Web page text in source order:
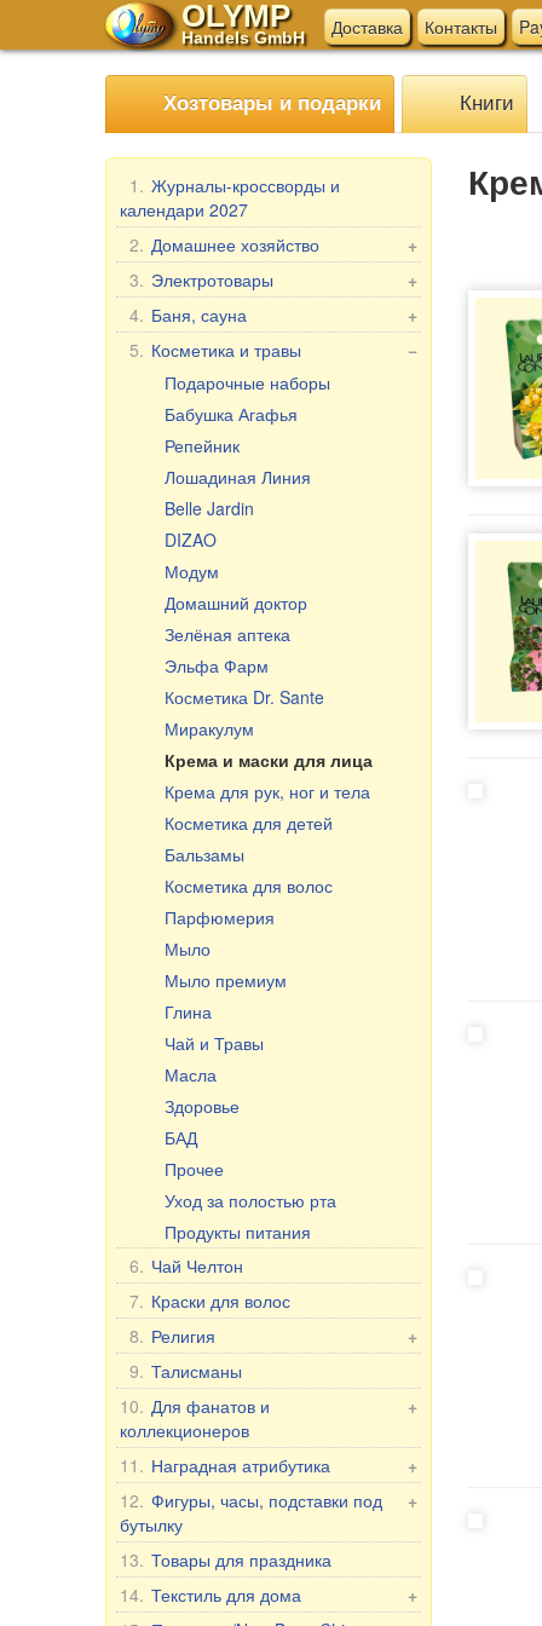
OLYMP
Handels GmbH Доставка Контакты
Хозтовары и подарки Книги
1. Журналы-кроссворды и
календари 2027
+
2. Домашнее хозяйство
Мангалы, гриль
Шампуры
Мантоварки
Товары для дома
Бытовая химия
Пельменницы, формы и ножи
для теста
Клеёнка в рулонах
Мясорубки
Выпечка, чай, кофе
Горшки и жаровни
Посуда из керамики
Посуда из стекла
Казаны, учаги, кастрюли
Чугунная посуда
Чугунная посуда Узбекистан
Сковороды
Тёрки, шинковки, овощерезки
Эмалированная посуда
Маленькие подарки
Разделочные доски
+
3. Электротовары
Электротовары для кухни
Прочие электротовары
+
4. Баня, сауна
Веники для бани
Текстиль для бани
Аксессуары для бани
Косметика для бани и ванны
−
5. Косметика и травы
Подарочные наборы
Бабушка Агафья
Репейник
Лошадиная Линия
Belle Jardin
DIZAO
Модум
Домашний доктор
Зелёная аптека
Эльфа Фарм
Косметика Dr. Sante
Миракулум
Крема и маски для лица
Крема для рук, ног и тела
Косметика для детей
Бальзамы
Косметика для волос
Парфюмерия
Мыло
Мыло премиум
Глина
Чай и Травы
Масла
Здоровье
БАД
Прочее
Уход за полостью рта
Продукты питания
6. Чай Челтон
7. Краски для волос
+
8. Религия
Иконы в машину
Настольные иконы, 2-, 3-, 4-
ные
Иконы в ризе
Другие иконы
30x40 см, деревянные,
двойное тиснение
Фигуры
Кресты,свечи и т.д.
9. Талисманы
+
10. Для фанатов и
коллекционеров
Фанатам и коллекционерам
Флаги и вымпелы
Фляжки
Держатели номерного знака
+
11. Наградная атрибутика
Наградные аксессуары
Для женщин
Для мужчин
Юбилейные даты
+
12. Фигуры, часы, подставки под
бутылку
Фигуры Романтика
Фигуры из порцелана
7 слонов
13. Товары для праздника
+
14. Текстиль для дома